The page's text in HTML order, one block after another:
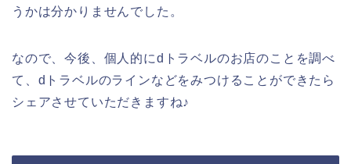
うかは分かりませんでした。
なので、今後、個人的にdトラベルのお店のことを調べ
て、dトラベルのラインなどをみつけることができたら
シェアさせていただきますね♪